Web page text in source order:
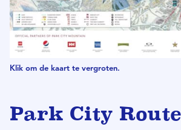
Klik om de kaart te vergroten.
Park City